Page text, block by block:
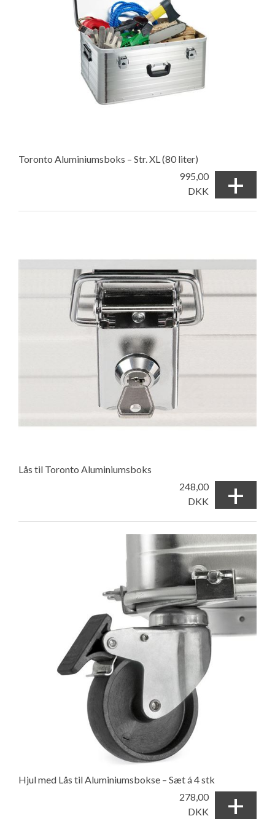
Toronto Aluminiumsboks – Str. XL (80 liter)
995,00
DKK
+
Lås til Toronto Aluminiumsboks
248,00
DKK
+
Hjul med Lås til Aluminiumsbokse – Sæt á 4 stk
278,00
DKK
+